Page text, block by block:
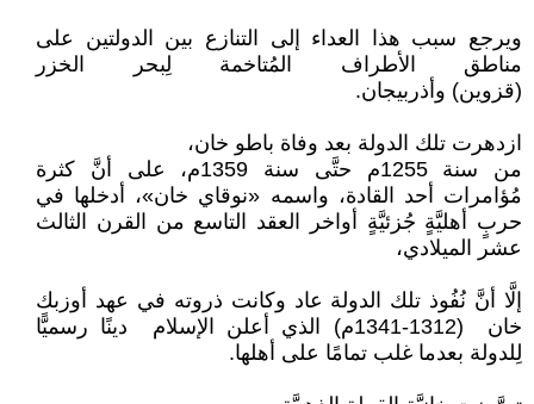
ويرجع سبب هذا العداء إلى التنازع بين الدولتين على
مناطق الأطراف المُتاخمة لِبحر الخزر
(قزوين) وأذربيجان.
ازدهرت تلك الدولة بعد وفاة باطو خان،
من سنة 1255م حتَّى سنة 1359م، على أنَّ كثرة
مُؤامرات أحد القادة، واسمه «نوقاي خان»، أدخلها في
حربٍ أهليَّةٍ جُزئيَّةٍ أواخر العقد التاسع من القرن الثالث
عشر الميلادي،
إلَّا أنَّ نُفُوذ تلك الدولة عاد وكانت ذروته في عهد أوزبك
خان (1312-1341م) الذي أعلن الإسلام دينًا رسميًّا
لِلدولة بعدما غلب تمامًا على أهلها.